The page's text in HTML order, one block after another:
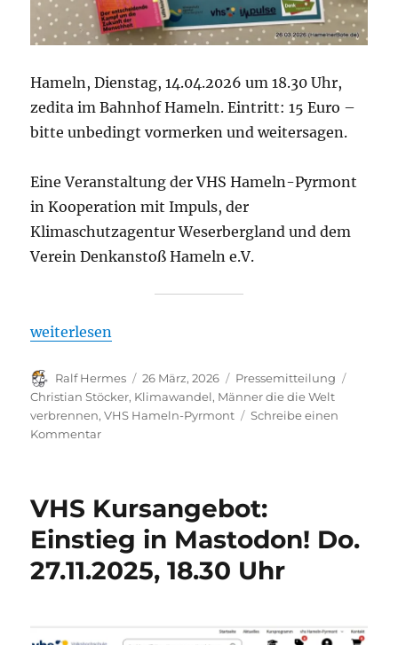
Hameln, Dienstag, 14.04.2026 um 18.30 Uhr,
zedita im Bahnhof Hameln. Eintritt: 15 Euro –
bitte unbedingt vormerken und weitersagen.
Eine Veranstaltung der VHS Hameln-Pyrmont
in Kooperation mit Impuls, der
Klimaschutzagentur Weserbergland und dem
Verein Denkanstoß Hameln e.V.
„Einladung: Christian Stöcker – Männer die die
weiterlesen
Autor
Ralf Hermes
Veröffentlicht
am
26 März, 2026 Kategorien
Pressemitteilung
Christian Stöcker, Klimawandel, Männer die die Welt
verbrennen,VHS Hameln-Pyrmont
Schreibe einen
Kommentarzu
–
Männer
die
die
Welt
VHS Kursangebot:
Einstieg in Mastodon! Do.
27.11.2025, 18.30 Uhr